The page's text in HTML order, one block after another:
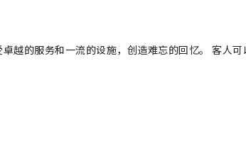
越的服务和一流的设施，创造难忘的回忆。 客人可